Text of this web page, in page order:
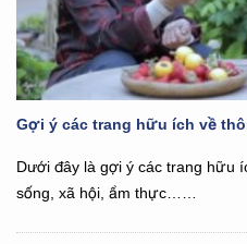
Gợi ý các trang hữu ích về
Dưới đây là gợi ý các trang hữu
sống, xã hội, ẩm thực……